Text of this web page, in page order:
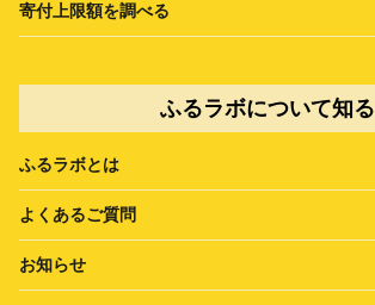
寄付上限額を調べる
ふるラボについて知る
ふるラボとは
よくあるご質問
お知らせ